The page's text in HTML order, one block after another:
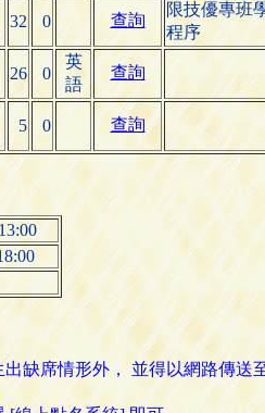
32 0 查詢
限技優專班
程序
26 0
英
語
查詢
5 0 查詢
缺席情形外， 並得以網路傳